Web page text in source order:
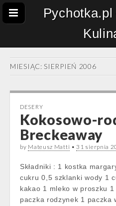
MIESIĄC: SIERPIEŃ 2006
DESERY
Kokosowo-
Breckeaway
by Mateusz Matti •31 sierpnia
Składniki : 1 kostka
cukru 0,5 szklanki wody 1
kakao 1 mleko w proszku
paczka rodzynek 1 paczka